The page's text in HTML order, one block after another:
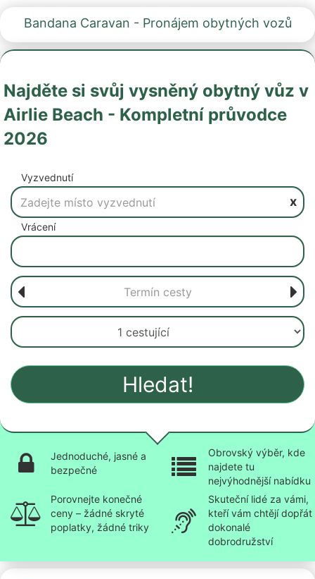
Bandana Caravan - Pronájem obytných vozů
Najděte si svůj vysněný obytný vůz v
Airlie Beach - Kompletní průvodce
2026
Vyzvednutí
x
Vrácení
Hledat!
Jednoduché, jasné a
bezpečné
Obrovský výběr, kde
najdete tu
nejvýhodnější nabídku
Porovnejte konečné
ceny – žádné skryté
poplatky, žádné triky
Skuteční lidé za vámi,
kteří vám chtějí dopřát
dokonalé
dobrodružství